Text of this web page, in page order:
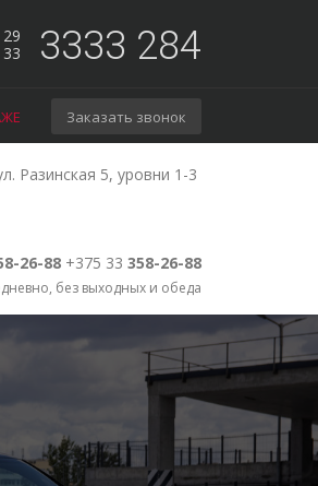
3333 284
Заказать звонок
Разинская 5, уровни 1-3
26-88 +375 33 358-26-88
без выходных и обеда